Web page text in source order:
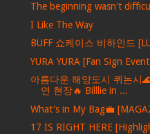
The beginning wasn't
I Like The Way
BUFF 쇼케이스 비하인드
YURA YURA [Fan Sign
아름다운 해양도시 퀴논시
연 현장🔥 Billlie in ...
What's in My Bag💼
17 IS RIGHT HERE